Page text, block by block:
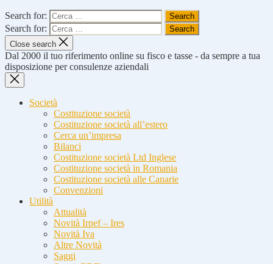
Search for:
Search for:
Close search
Dal 2000 il tuo riferimento online su fisco e tasse - da sempre a tua
disposizione per consulenze aziendali
Società
Costituzione società
Costituzione società all’estero
Cerca un’impresa
Bilanci
Costituzione società Ltd Inglese
Costituzione società in Romania
Costituzione società alle Canarie
Convenzioni
Utilità
Attualità
Novità Irpef – Ires
Novità Iva
Altre Novità
Saggi